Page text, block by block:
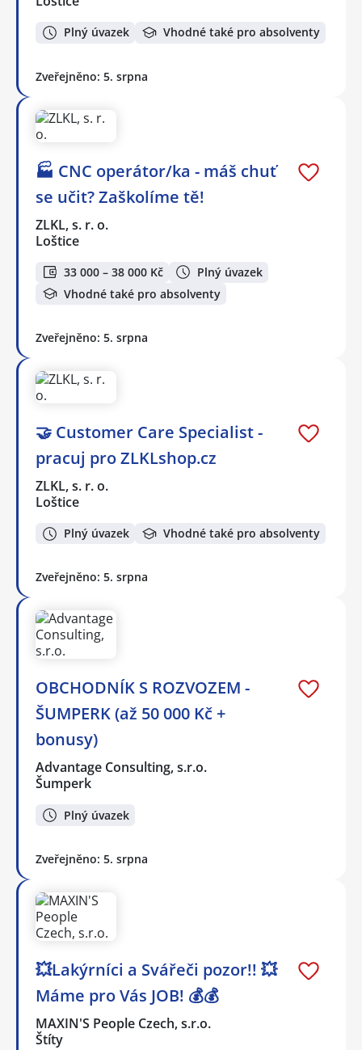
Plný úvazek Vhodné také pro absolventy
Zveřejněno: 5. srpna
🏭 CNC operátor/ka - máš chuť
se učit? Zaškolíme tě!
ZLKL, s. r. o.
Loštice
33 000 – 38 000 Kč
Plný úvazek
Vhodné také pro absolventy
Zveřejněno: 5. srpna
🤝 Customer Care Specialist -
pracuj pro ZLKLshop.cz
ZLKL, s. r. o.
Loštice
Plný úvazek Vhodné také pro absolventy
Zveřejněno: 5. srpna
OBCHODNÍK S ROZVOZEM -
ŠUMPERK (až 50 000 Kč +
bonusy)
Advantage Consulting, s.r.o.
Šumperk
Plný úvazek
Zveřejněno: 5. srpna
💥Lakýrníci a Svářeči pozor!! 💥
Máme pro Vás JOB! 💰💰
MAXIN'S People Czech, s.r.o.
Štíty